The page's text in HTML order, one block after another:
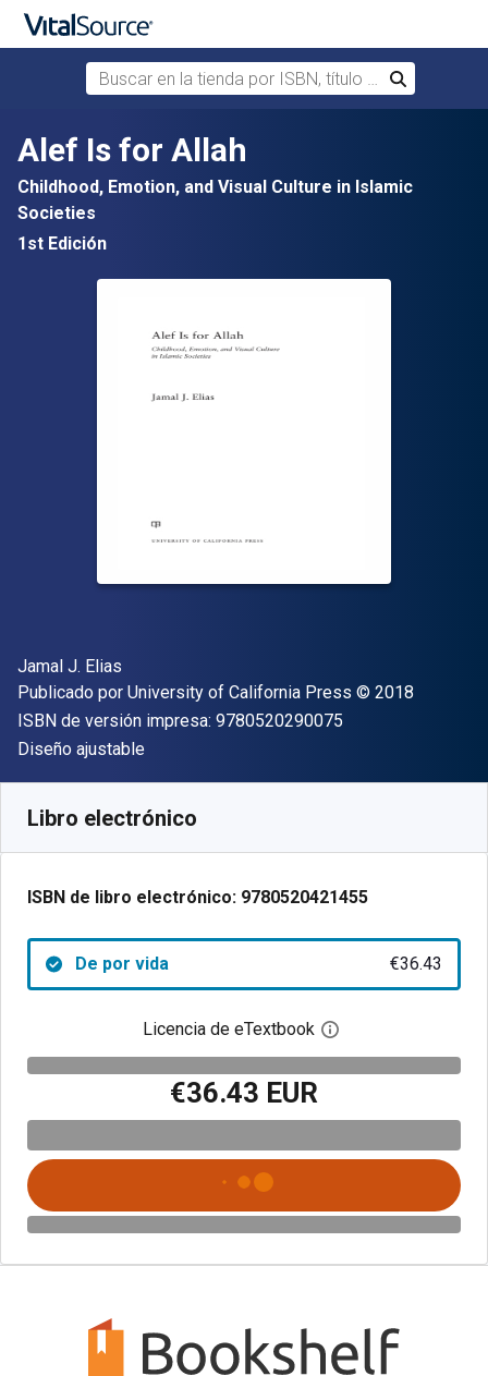
Saltar al contenido principal
Buscar en la tienda por ISBN, título o autor
Buscar
Alef Is for Allah
Childhood, Emotion, and Visual Culture in Islamic
Societies
1st Edición
Autor(es)
Jamal J. Elias
Editorial
Publicado por University of California Press Copyright
© 2018
ISBN de versión impresa: 9780520290075
Formato
Diseño ajustable
Libro electrónico
ISBN de libro electrónico: 9780520421455
De por vida €36.43
Licencia de eTextbook Abre el cuadro de
€36.43 EUR